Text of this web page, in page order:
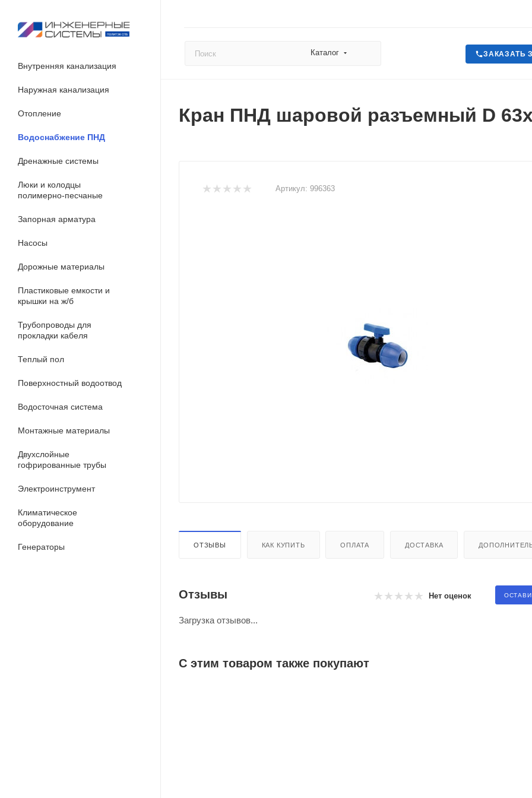
Каталог ЗАКАЗАТЬ
Внутренняя канализация
Наружная канализация
Отопление
Водоснабжение ПНД
Дренажные системы
Люки и колодцы
полимерно-песчаные
Запорная арматура
Насосы
Дорожные материалы
Пластиковые емкости и
крышки на ж/б
Трубопроводы для
прокладки кабеля
Теплый пол
Поверхностный водоотвод
Водосточная система
Монтажные материалы
Двухслойные
гофрированные трубы
Электроинструмент
Климатическое
оборудование
Генераторы
Кран ПНД шаровой разъемный D
Артикул: 996363
ОТЗЫВЫ КАК КУПИТЬ ОПЛАТА ДОСТАВКА
Отзывы Нет оценок
Загрузка отзывов...
С этим товаром также покупают